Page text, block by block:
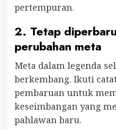
pertempuran.
2. Tetap
perubahan meta
Meta dalam legenda
berkembang. Ikuti
pembaruan untuk
keseimbangan yang
pahlawan baru.